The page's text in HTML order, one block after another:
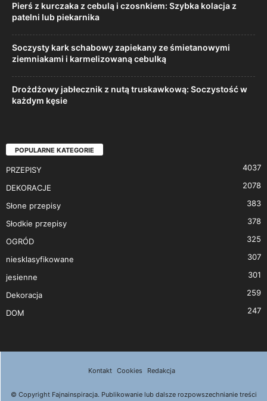
Pierś z kurczaka z cebulą i czosnkiem: Szybka kolacja z
patelni lub piekarnika
Soczysty kark schabowy zapiekany ze śmietanowymi
ziemniakami i karmelizowaną cebulką
Drożdżowy jabłecznik z nutą truskawkową: Soczystość w
każdym kęsie
POPULARNE KATEGORIE
PRZEPISY 4037
DEKORACJE 2078
Słone przepisy 383
Słodkie przepisy 378
OGRÓD 325
niesklasyfikowane 307
jesienne 301
Dekoracja 259
DOM 247
Kontakt Cookies Redakcja
© Copyright Fajnainspiracja. Publikowanie lub dalsze rozpowszechnianie treści